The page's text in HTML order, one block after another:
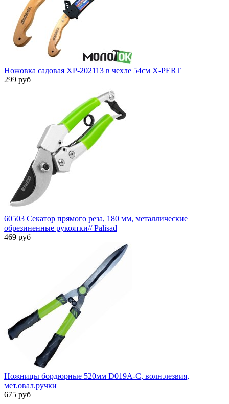
Ножовка садовая XP-202113 в чехле 54см X-PERT
299 руб
60503 Секатор прямого реза, 180 мм, металлические
обрезиненные рукоятки// Palisad
469 руб
Ножницы бордюрные 520мм D019A-C, волн.лезвия,
мет.овал.ручки
675 руб